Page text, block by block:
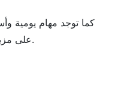
كما توجد مهام يومية
على مزيد من الغنائم لدعم تقدمهم في اللعبة.